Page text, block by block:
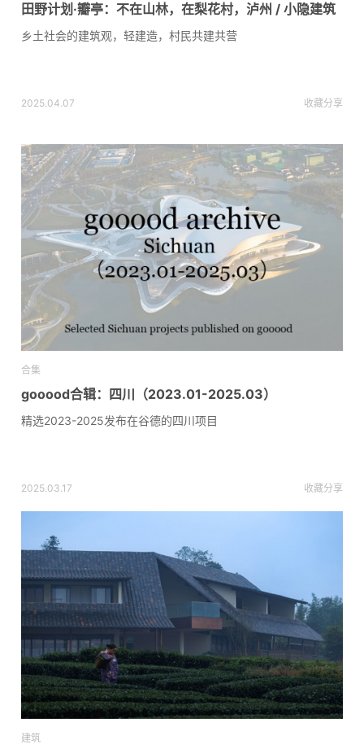
田野计划·瓣亭：不在山林，在梨花村，泸州 / 小隐建筑
乡土社会的建筑观，轻建造，村民共建共营
2025.04.07 收藏分享
合集
gooood合辑：四川（2023.01-2025.03）
精选2023-2025发布在谷德的四川项目
2025.03.17 收藏分享
建筑